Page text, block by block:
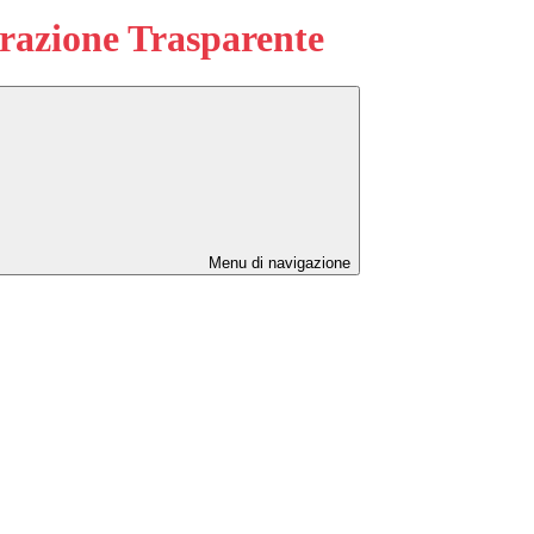
Trasparente
Menu di navigazione